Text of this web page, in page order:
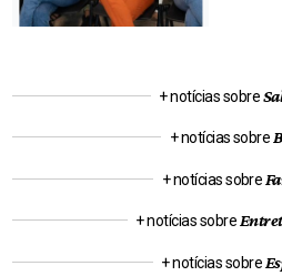
+ notícias sobre
+ notícias sobre
+ notícias sobre
+ notícias sobre
+ notícias sobre